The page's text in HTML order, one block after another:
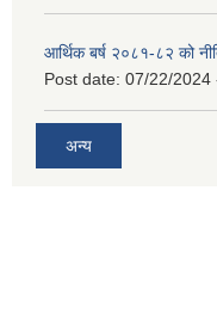
आर्थिक बर्ष २०८१-८२ को
Post date: 07/22/2024
अन्य